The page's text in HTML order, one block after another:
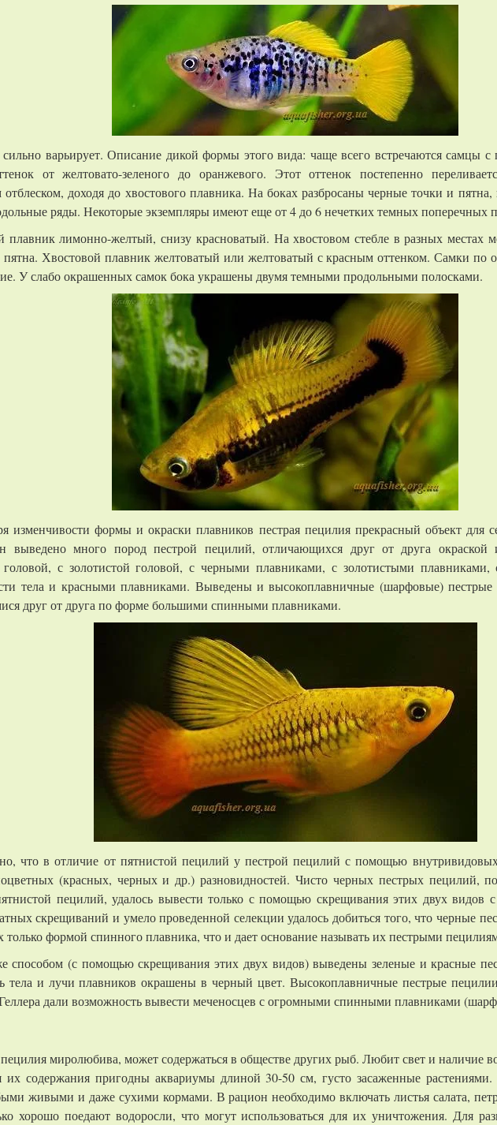
варьирует. Описание дикой формы этого вида: чаще всего встречаются самцы с
от желтовато-зеленого до оранжевого. Этот оттенок постепенно
отблеском, доходя до хвостового плавника. На боках разбросаны черные точки и
ряды. Некоторые экземпляры имеют еще от 4 до 6 нечетких темных поперечных
плавник лимонно-желтый, снизу красноватый. На хвостовом стебле в разных местах
Хвостовой плавник желтоватый или желтоватый с красным оттенком. Самки по
У слабо окрашенных самок бока украшены двумя темными продольными полосками.
изменчивости формы и окраски плавников пестрая пецилия прекрасный объект для
выведено много пород пестрой пецилий, отличающихся друг от друга
головой, с золотистой головой, с черными плавниками, с золотистыми плавниками,
тела и красными плавниками. Выведены и высокоплавничные (шарфовые)
друг от друга по форме большими спинными плавниками.
что в отличие от пятнистой пецилий у пестрой пецилий с помощью
(красных, черных и др.) разновидностей. Чисто черных пестрых пецилий,
пецилий, удалось вывести только с помощью скрещивания этих двух видов
скрещиваний и умело проведенной селекции удалось добиться того, что черные
только формой спинного плавника, что и дает основание называть их пестрыми
способом (с помощью скрещивания этих двух видов) выведены зеленые и красные
тела и лучи плавников окрашены в черный цвет. Высокоплавничные пестрые
дали возможность вывести меченосцев с огромными спинными плавниками
миролюбива, может содержаться в обществе других рыб. Любит свет и наличие
их содержания пригодны аквариумы длиной 30-50 см, густо засаженные
живыми и даже сухими кормами. В рацион необходимо включать листья салата,
хорошо поедают водоросли, что могут использоваться для их уничтожения. Для